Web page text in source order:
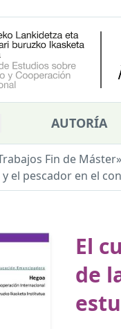
AUTORÍA
Fin de Máster»
el pescador en el
El
de